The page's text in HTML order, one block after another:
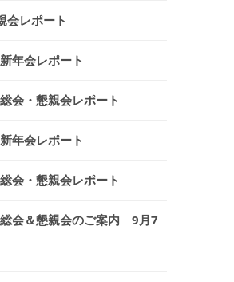
会レポート
年会レポート
会・懇親会レポート
年会レポート
会・懇親会レポート
会＆懇親会のご案内 9月7